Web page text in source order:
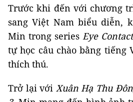
Trước khi đến với chương
sang Việt Nam biểu diễn,
Min trong series Eye
tự học câu chào bằng tiếng
thích thú.
Trở lại với Xuân Hạ Thu